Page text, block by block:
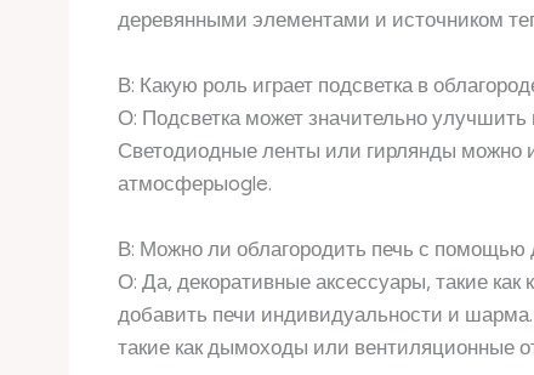
деревянными элементами и источником
В: Какую роль играет подсветка в
О: Подсветка может значительно
Светодиодные ленты или гирлянды можно
атмосферыogle.
В: Можно ли облагородить печь с помощью
О: Да, декоративные аксессуары, такие
добавить печи индивидуальности и
такие как дымоходы или вентиляционные